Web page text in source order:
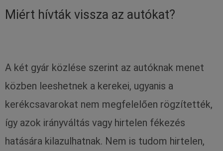
Miért hívták vissza az autókat?
A két gyár közlése szerint az autóknak menet
közben leeshetnek a kerekei, ugyanis a
kerékcsavarokat nem megfelelően rögzítették,
így azok irányváltás vagy hirtelen fékezés
hatására kilazulhatnak. Nem is tudom hirtelen,